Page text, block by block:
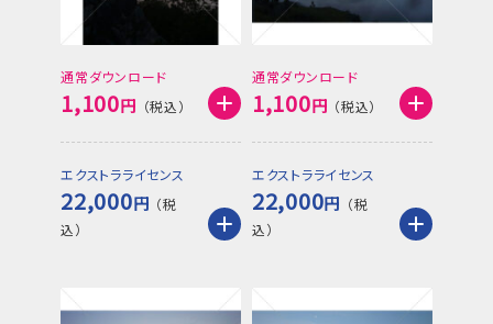
通常ダウンロード
1,100円
エクストラライセンス
22,000円
通常ダウンロード
1,100円
エクストラライセンス
22,000円